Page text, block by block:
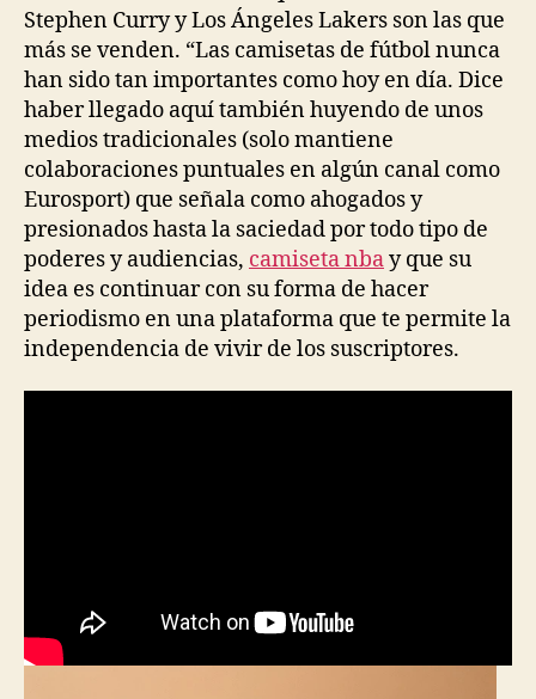
Stephen Curry y Los Ángeles Lakers son las que
más se venden. “Las camisetas de fútbol nunca
han sido tan importantes como hoy en día. Dice
haber llegado aquí también huyendo de unos
medios tradicionales (solo mantiene
colaboraciones puntuales en algún canal como
Eurosport) que señala como ahogados y
presionados hasta la saciedad por todo tipo de
poderes y audiencias, camiseta nbay que su
idea es continuar con su forma de hacer
periodismo en una plataforma que te permite la
independencia de vivir de los suscriptores.